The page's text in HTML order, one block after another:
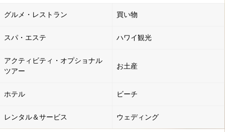
グルメ・レストラン 買い物
スパ・エステ ハワイ観光
アクティビティ・オプショナル
ツアー
お土産
ホテル ビーチ
レンタル＆サービス ウェディング